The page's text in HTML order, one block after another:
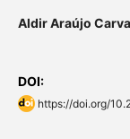
Aldir Araújo
DOI:
https://doi.org/